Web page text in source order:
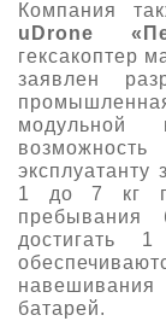
Компания
uDrone
гексакоптер
заявлен
модульной
эксплуатанту
1 до 7 кг
пребывания
достигать
навешивания
батарей.